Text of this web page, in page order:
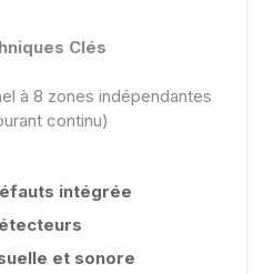
Clés
à 8 zones indépendantes
continu)
intégrée
et sonore